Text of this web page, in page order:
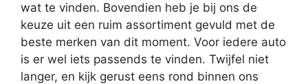
wat te vinden. Bovendien heb je bij ons de
keuze uit een ruim assortiment gevuld met de
beste merken van dit moment. Voor iedere auto
is er wel iets passends te vinden. Twijfel niet
langer, en kijk gerust eens rond binnen ons